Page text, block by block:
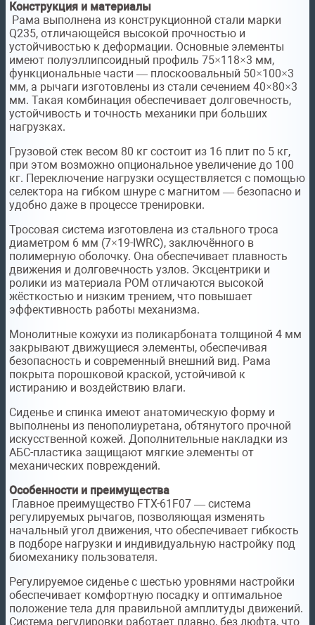
Конструкция и материалы
Рама выполнена из конструкционной стали марки
Q235, отличающейся высокой прочностью и
устойчивостью к деформации. Основные элементы
имеют полуэллипсоидный профиль 75×118×3 мм,
функциональные части — плоскоовальный 50×100×3
мм, а рычаги изготовлены из стали сечением 40×80×3
мм. Такая комбинация обеспечивает долговечность,
устойчивость и точность механики при больших
нагрузках.
Грузовой стек весом 80 кг состоит из 16 плит по 5 кг,
при этом возможно опциональное увеличение до 100
кг. Переключение нагрузки осуществляется с помощью
селектора на гибком шнуре с магнитом — безопасно и
удобно даже в процессе тренировки.
Тросовая система изготовлена из стального троса
диаметром 6 мм (7×19-IWRC), заключённого в
полимерную оболочку. Она обеспечивает плавность
движения и долговечность узлов. Эксцентрики и
ролики из материала POM отличаются высокой
жёсткостью и низким трением, что повышает
эффективность работы механизма.
Монолитные кожухи из поликарбоната толщиной 4 мм
закрывают движущиеся элементы, обеспечивая
безопасность и современный внешний вид. Рама
покрыта порошковой краской, устойчивой к
истиранию и воздействию влаги.
Сиденье и спинка имеют анатомическую форму и
выполнены из пенополиуретана, обтянутого прочной
искусственной кожей. Дополнительные накладки из
АБС-пластика защищают мягкие элементы от
механических повреждений.
Особенности и преимущества
Главное преимущество FTX-61F07 — система
регулируемых рычагов, позволяющая изменять
начальный угол движения, что обеспечивает гибкость
в подборе нагрузки и индивидуальную настройку под
биомеханику пользователя.
Регулируемое сиденье с шестью уровнями настройки
обеспечивает комфортную посадку и оптимальное
положение тела для правильной амплитуды движений.
Система регулировки работает плавно, без люфта, что